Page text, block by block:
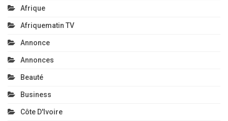
Afrique
Afriquematin TV
Annonce
Annonces
Beauté
Business
Côte D'Ivoire